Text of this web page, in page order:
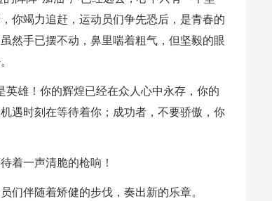
你竭力追赶，运动员们争先恐后，是青春的
然手已摆不动，鼻里喘着粗气，但坚毅的眼
雄！你的辉煌已经在众人心中永存，你的
遇时刻在等待着你；成功者，不要骄傲，你
着一声清脆的枪响！
们伴随着矫健的步伐，奏出新的乐章。